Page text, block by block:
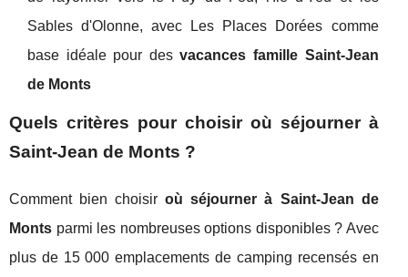
Sables d'Olonne, avec Les Places Dorées comme
base idéale pour desvacances famille Saint-Jean
de Monts
Quels critères pour choisir où séjourner à
Saint-Jean de Monts ?
Comment bien choisiroù séjourner à Saint-Jean de
Monts parmi les nombreuses options disponibles ? Avec
plus de 15 000 emplacements de camping recensés en